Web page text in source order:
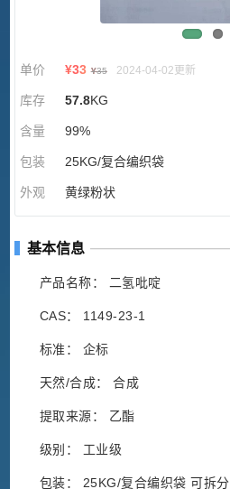
单价 ¥33 ¥35 2024-04-02更新
库存 57.8KG
含量 99%
包装 25KG/复合编织袋
外观 黄绿粉状
基本信息
产品名称： 二氢吡啶
CAS： 1149-23-1
标准： 企标
天然/合成： 合成
提取来源： 乙酯
级别： 工业级
包装： 25KG/复合编织袋 可拆分